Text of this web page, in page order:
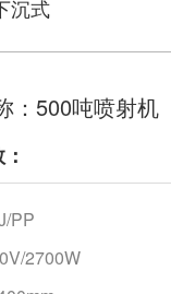
沉式
：500吨喷射机
PP
2700W